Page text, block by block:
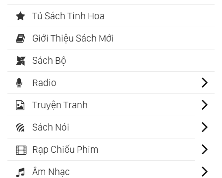
Tủ Sách Tinh Hoa
Giới Thiệu Sách Mới
Sách Bộ
Radio
Truyện Tranh
Sách Nói
Rạp Chiếu Phim
Âm Nhạc